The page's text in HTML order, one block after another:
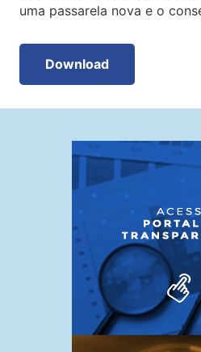
uma passarela nova e o
Download